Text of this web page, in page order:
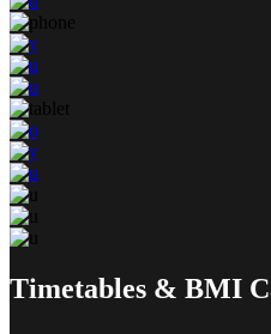
Timetables & BMI